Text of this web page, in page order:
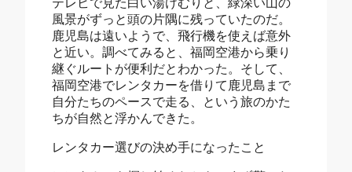
テレビで見た白い湯けむりと、緑深い山の
風景がずっと頭の片隅に残っていたのだ。
鹿児島は遠いようで、飛行機を使えば意外
と近い。調べてみると、福岡空港から乗り
継ぐルートが便利だとわかった。そして、
福岡空港でレンタカーを借りて鹿児島まで
自分たちのペースで走る、という旅のかた
ちが自然と浮かんできた。
レンタカー選びの決め手になったこと